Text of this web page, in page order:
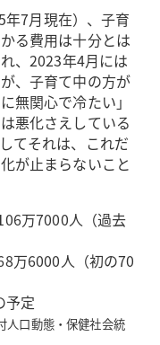
7月現在）、子育
る費用は十分とは
、2023年4月には
、子育て中の方が
無関心で冷たい」
悪化さえしている
てそれは、これだ
が止まらないこと
万7000人（過去
万6000人（初の70
予定
人口動態・保健社会統